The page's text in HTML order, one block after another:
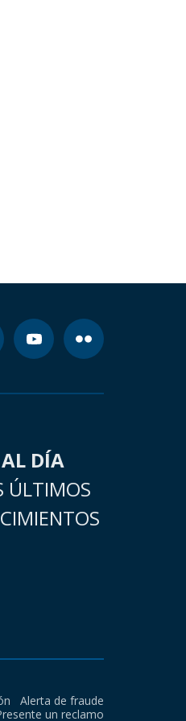
DÍA
ÚLTIMOS
Alerta de fraude
un reclamo